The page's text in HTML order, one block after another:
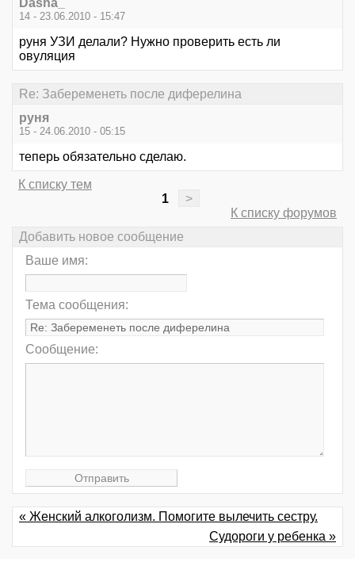
Dasha_
14 - 23.06.2010 - 15:47
руня УЗИ делали? Нужно проверить есть ли
овуляция
Re: Забеременеть после диферелина
руня
15 - 24.06.2010 - 05:15
теперь обязательно сделаю.
К списку тем
1
>
К списку форумов
Добавить новое сообщение
Ваше имя:
Тема сообщения:
Сообщение:
« Женский алкоголизм. Помогите вылечить сестру.
Судороги у ребенка »